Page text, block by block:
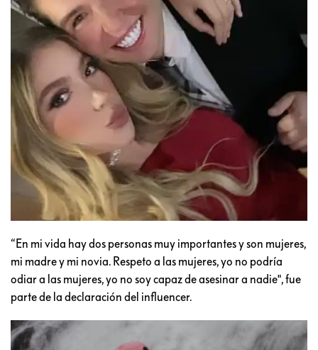
“En mi vida hay dos personas muy importantes y son mujeres,
mi madre y mi novia. Respeto a las mujeres, yo no podría
odiar a las mujeres, yo no soy capaz de asesinar a nadie", fue
parte de la declaración del influencer.